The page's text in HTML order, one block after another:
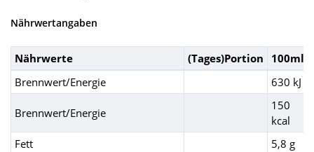
Nährwertangaben
Nährwerte (Tages)Portion
100ml
Brennwert/Energie
630 kJ
Brennwert/Energie
150
kcal
Fett
5,8 g